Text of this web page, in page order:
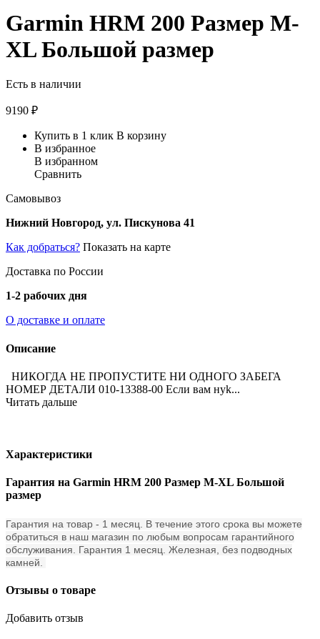
Garmin HRM 200 Размер M-
XL Большой размер
Есть в наличии
9190 ₽
Купить в 1 клик В корзину
В избранное
В избранном
Сравнить
Самовывоз
Нижний Новгород, ул. Пискунова 41
Как добраться? Показать на карте
Доставка по России
1-2 рабочих дня
О доставке и оплате
Описание
НИКОГДА НЕ ПРОПУСТИТЕ НИ ОДНОГО ЗАБЕГА
НОМЕР ДЕТАЛИ 010-13388-00 Если вам нуk...
Читать дальше
Характеристики
Гарантия на Garmin HRM 200 Размер M-XL Большой
размер
Гарантия на товар - 1 месяц. В течение этого срока вы можете
обратиться в наш магазин по любым вопросам гарантийного
обслуживания. Гарантия 1 месяц. Железная, без подводных
камней.
Отзывы о товаре
Добавить отзыв